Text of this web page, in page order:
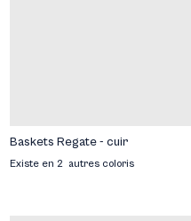
Baskets Regate - cuir
Existe en 2 autres coloris